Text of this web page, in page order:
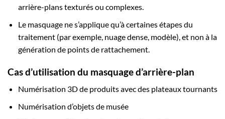
arrière-plans texturés ou complexes.
Le masquage ne s’applique qu’à certaines étapes du
traitement (par exemple, nuage dense, modèle), et non à la
génération de points de rattachement.
Cas d’utilisation du masquage d’arrière-plan
Numérisation 3D de produits avec des plateaux tournants
Numérisation d’objets de musée